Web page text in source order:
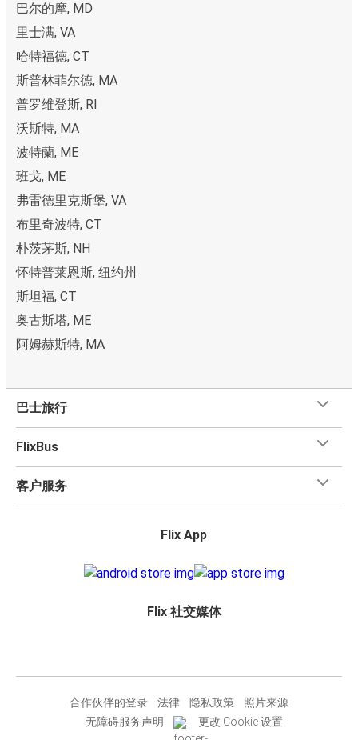
巴尔的摩, MD
里士满, VA
哈特福德, CT
斯普林菲尔德, MA
普罗维登斯, RI
沃斯特, MA
波特蘭, ME
班戈, ME
弗雷德里克斯堡, VA
布里奇波特, CT
朴茨茅斯, NH
怀特普莱恩斯, 纽约州
斯坦福, CT
奥古斯塔, ME
阿姆赫斯特, MA
巴士旅行
FlixBus
客户服务
Flix App
Flix 社交媒体
合作伙伴的登录 法律 隐私政策
照片来源
无障碍服务声明
更改 Cookie 设置